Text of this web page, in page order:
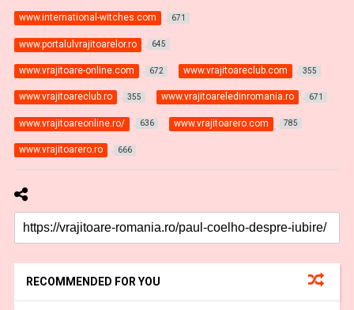
www.international-witches.com 671
www.portalulvrajitoarelor.ro 645
www.vrajitoare-online.com 672 www.vrajitoareclub.com 355
www.vrajitoareclub.ro 355 www.vrajitoareledinromania.ro 671
www.vrajitoareonline.ro/ 636 www.vrajitoarero.com 785
www.vrajitoarero.ro 666
RECOMMENDED FOR YOU